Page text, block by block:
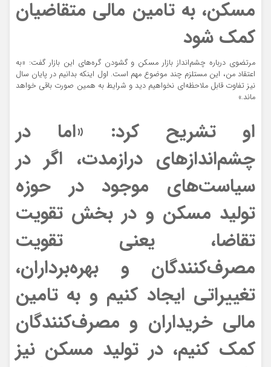
مسکن، به تامین مالی متقاضیان
کمک شود
مرتضوی درباره چشم‌انداز بازار مسکن و گشودن گره‌های این بازار گفت: «به
اعتقاد من، این مستلزم چند موضوع مهم است. اول اینکه بدانیم در پایان سال
نیز تفاوت قابل ملاحظه‌ای نخواهیم دید و شرایط به همین صورت باقی خواهد
ماند.»
او تشریح کرد: «اما در
چشم‌اندازهای درازمدت، اگر در
سیاست‌های موجود در حوزه
تولید مسکن و در بخش تقویت
تقاضا، یعنی تقویت
مصرف‌کنندگان و بهره‌برداران،
تغییراتی ایجاد کنیم و به تامین
مالی خریداران و مصرف‌کنندگان
کمک کنیم، در تولید مسکن نیز